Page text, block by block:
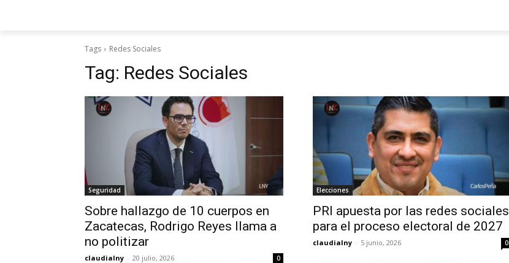
Tags Redes Sociales
Tag: Redes Sociales
Seguridad
Sobre hallazgo de 10 cuerpos en
Zacatecas, Rodrigo Reyes llama a
no politizar
claudialny - 20 julio, 2026 0
Elecciones
PRI apuesta por las redes sociales
para el proceso electoral de 2027
claudialny - 5 junio, 2026 0